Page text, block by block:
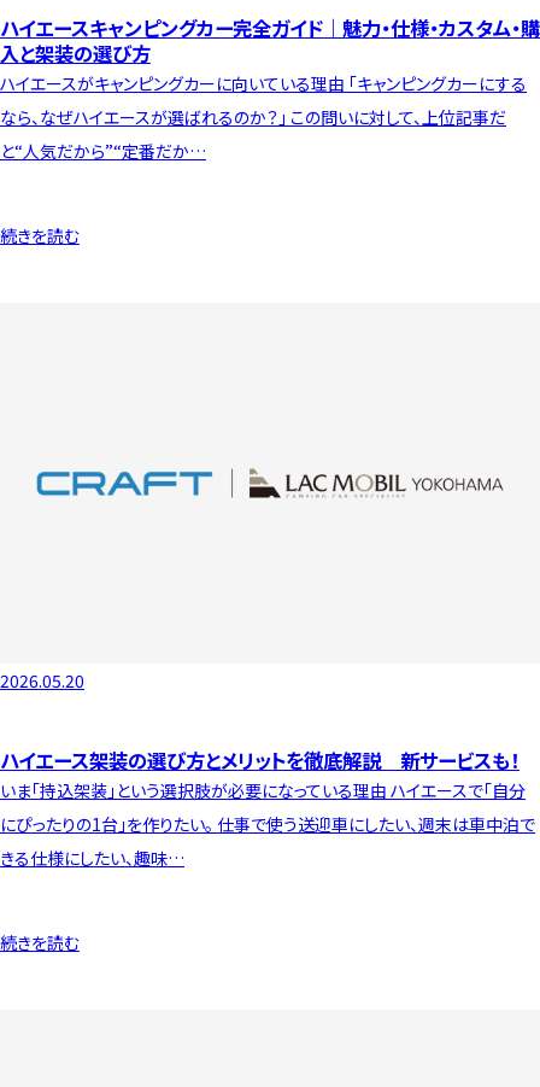
ハイエースキャンピングカー完全ガイド｜魅力・仕様・カスタム・購
入と架装の選び方
ハイエースがキャンピングカーに向いている理由 「キャンピングカーにする
なら、なぜハイエースが選ばれるのか？」 この問いに対して、上位記事だ
と“人気だから”“定番だか…
続きを読む
2026.05.20
ハイエース架装の選び方とメリットを徹底解説 新サービスも！
いま「持込架装」という選択肢が必要になっている理由 ハイエースで「自分
にぴったりの1台」を作りたい。 仕事で使う送迎車にしたい、週末は車中泊で
きる仕様にしたい、趣味…
続きを読む